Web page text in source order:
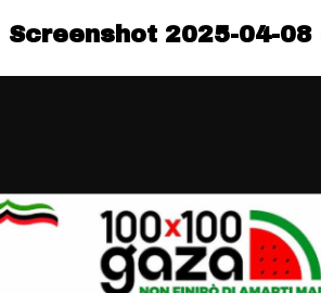
Screenshot 2025-04-08